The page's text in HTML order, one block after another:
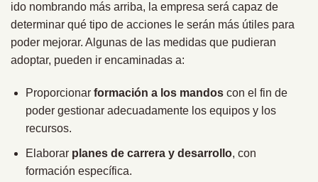
ido nombrando más arriba, la empresa será capaz de
determinar qué tipo de acciones le serán más útiles para
poder mejorar. Algunas de las medidas que pudieran
adoptar, pueden ir encaminadas a:
Proporcionar formación a los mandoscon el fin de
poder gestionar adecuadamente los equipos y los
recursos.
Elaborar planes de carrera y desarrollo, con
formación específica.